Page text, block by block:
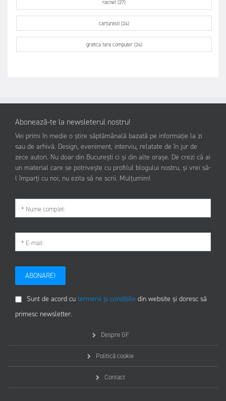
racnet (27)
carturesti (24)
grafica fara computer (24)
Abonează-te la newsleterul nostru!
Vei primi în medie o știre săptămânală bazată pe informație la zi
sau de arhivă. Design, eveniment, interviu, relatate de în jur de
zece autori. Nu doar din București ci și din alte orașe. De crezi că ai
un material care se potrivește cu profilul blogului nostru, și vrei să-
l împarți cu noi, nu ezita să ne scrii. Mulțumim!
ABONARE!
Sunt de acord cu termenii și condițiile din website și doresc să
primesc newsletter.
Despre GF
Politică cookie
Contact